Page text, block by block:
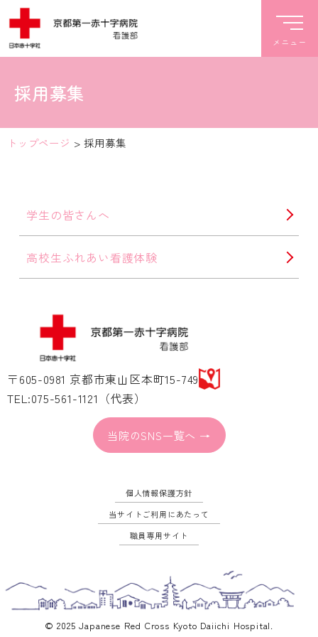
採用募集
トップページ >採用募集
学生の皆さんへ
高校生ふれあい看護体験
〒605-0981 京都市東山区本町15-749
TEL:075-561-1121（代表）
当院のSNS一覧へ →
個人情報保護方針
当サイトご利用にあたって
職員専用サイト
© 2025 Japanese Red Cross Kyoto Daiichi Hospital.